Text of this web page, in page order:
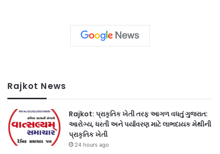
Rajkot News
Rajkot: પ્રાકૃતિક ખેતી તરફ આગળ વધતું ગુજરાત:
આરોગ્ય, ધરતી અને પર્યાવરણ માટે લાભદાયક મેથીની
પ્રાકૃતિક ખેતી
24 hours ago